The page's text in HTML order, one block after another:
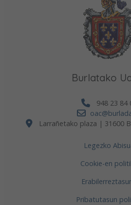
Burlatako
948 23 84
Larrañetako plaza | 31600
Legezko
Cookie-en
Pribatutasun